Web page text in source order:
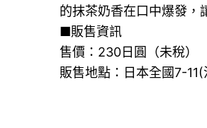
的抹茶奶香在口中爆發，
■販售資訊
售價：230日圓（未稅）
販售地點：日本全國7-11(